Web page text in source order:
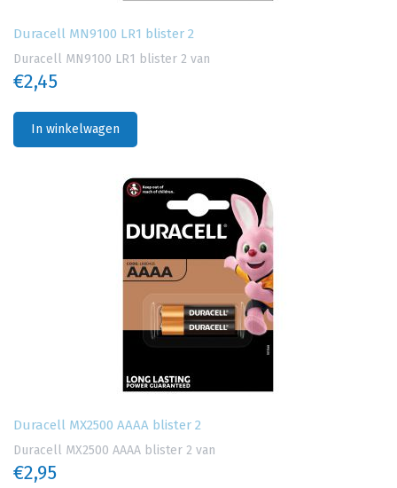
Duracell MN9100 LR1 blister 2
Duracell MN9100 LR1 blister 2 van
€2,45
In winkelwagen
Duracell MX2500 AAAA blister 2
Duracell MX2500 AAAA blister 2 van
€2,95